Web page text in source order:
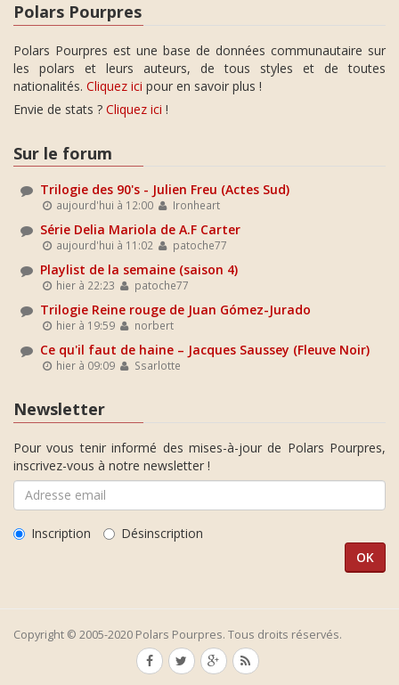
Polars Pourpres
Polars Pourpres est une base de données communautaire sur
les polars et leurs auteurs, de tous styles et de toutes
nationalités. Cliquez ici pour en savoir plus !
Envie de stats ? Cliquez ici !
Sur le forum
Trilogie des 90's - Julien Freu (Actes Sud)
aujourd'hui à 12:00 Ironheart
Série Delia Mariola de A.F Carter
aujourd'hui à 11:02 patoche77
Playlist de la semaine (saison 4)
hier à 22:23 patoche77
Trilogie Reine rouge de Juan Gómez-Jurado
hier à 19:59 norbert
Ce qu'il faut de haine – Jacques Saussey (Fleuve Noir)
hier à 09:09 Ssarlotte
Newsletter
Pour vous tenir informé des mises-à-jour de Polars Pourpres,
inscrivez-vous à notre newsletter !
Inscription Désinscription
Copyright © 2005-2020 Polars Pourpres. Tous droits réservés.